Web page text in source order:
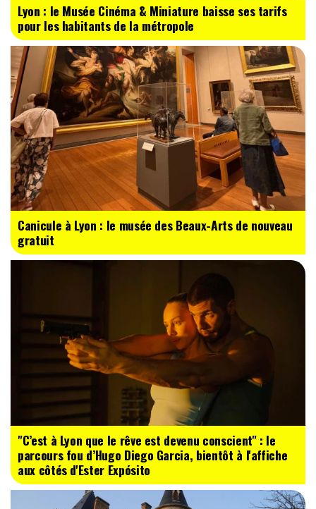
Lyon : le Musée Cinéma & Miniature baisse ses tarifs
pour les habitants de la métropole
Canicule à Lyon : le musée des Beaux-Arts de nouveau
gratuit
"C’est à Lyon que le rêve est devenu conscient" : le
parcours fou d’Hugo Diego Garcia, bientôt à l'affiche
aux côtés d'Ester Expósito